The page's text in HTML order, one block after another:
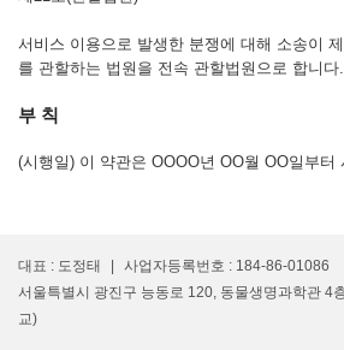
서비스 이용으로 발생한 분쟁에 대해 소송이
를 관할하는 법원을 전속 관할법원으로 합니다.
부 칙
(시행일) 이 약관은 OOOO년 OO월 OO일부터
대표 : 도정태
사업자등록번호 : 184-86-01086
서울특별시 광진구 능동로 120, 동물생명과학관 4
교)